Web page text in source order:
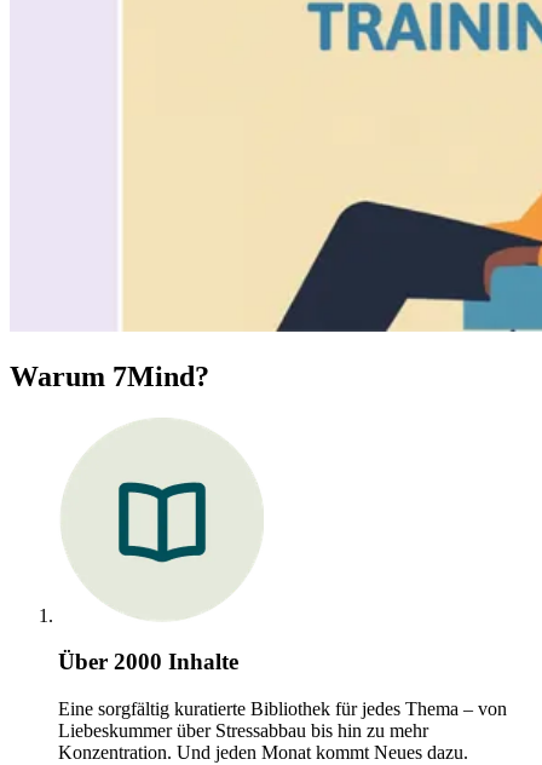
Warum 7Mind?
Über 2000 Inhalte
Eine sorgfältig kuratierte Bibliothek für jedes Thema – von
Liebeskummer über Stressabbau bis hin zu mehr
Konzentration. Und jeden Monat kommt Neues dazu.